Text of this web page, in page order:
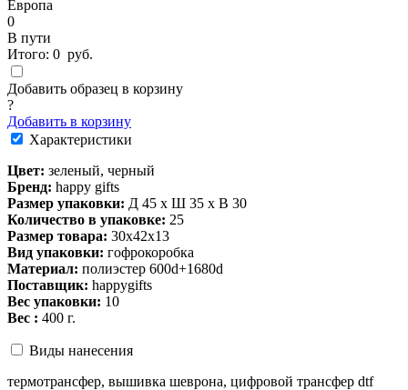
Европа
0
В пути
Итого: 0 руб.
Добавить образец в корзину
?
Добавить в корзину
Характеристики
Цвет: зеленый, черный
Бренд: happy gifts
Размер упаковки: Д 45 x Ш 35 x В 30
Количество в упаковке: 25
Размер товара: 30х42х13
Вид упаковки: гофрокоробка
Материал: полиэстер 600d+1680d
Поставщик: happygifts
Вес упаковки: 10
Вес : 400 г.
Виды нанесения
термотрансфер, вышивка шеврона, цифровой трансфер dtf